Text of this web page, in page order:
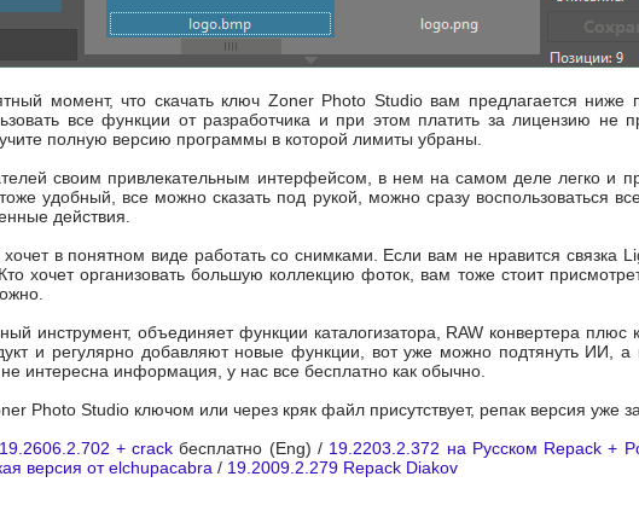
момент, что скачать ключ Zoner Photo Studio вам предлагается
все функции от разработчика и при этом платить за лицензию не
полную версию программы в которой лимиты убраны.
своим привлекательным интерфейсом, в нем на самом деле легко и
тоже удобный, все можно сказать под рукой, можно сразу воспользоваться
действия.
в понятном виде работать со снимками. Если вам не нравится связка
хочет организовать большую коллекцию фоток, вам тоже стоит
инструмент, объединяет функции каталогизатора, RAW конвертера плюс
и регулярно добавляют новые функции, вот уже можно подтянуть ИИ, а
интересна информация, у нас все бесплатно как обычно.
Photo Studio ключом или через кряк файл присутствует, репак версия уже
+ crack бесплатно (Eng) / 19.2203.2.372 на Русском Repack +
версия от elchupacabra / 19.2009.2.279 Repack Diakov